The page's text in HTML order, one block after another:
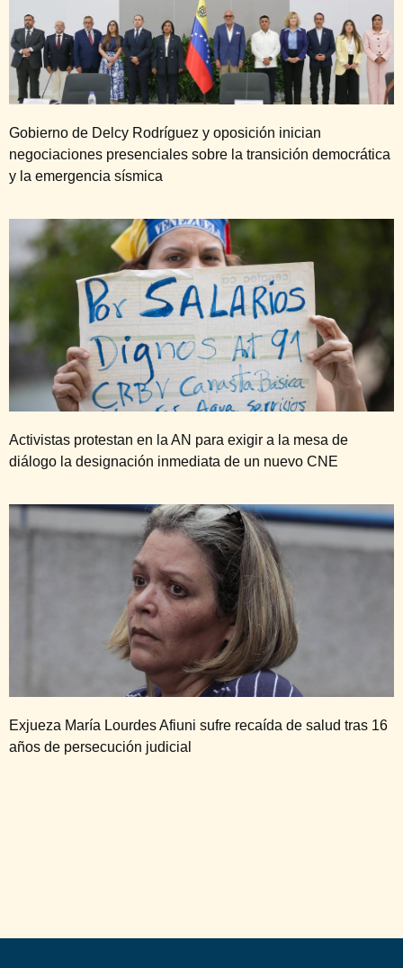
Gobierno de Delcy Rodríguez y oposición inician
negociaciones presenciales sobre la transición democrática
y la emergencia sísmica
Activistas protestan en la AN para exigir a la mesa de
diálogo la designación inmediata de un nuevo CNE
Exjueza María Lourdes Afiuni sufre recaída de salud tras 16
años de persecución judicial